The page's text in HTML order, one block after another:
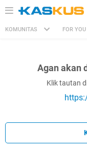
KOMUNITAS FOR YOU
Agan akan
Klik tautan